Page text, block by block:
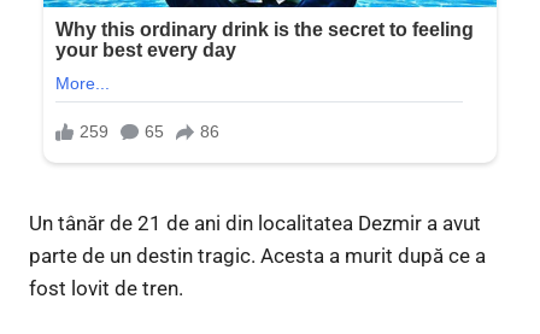
Un tânăr de 21 de ani din localitatea Dezmir a avut
parte de un destin tragic. Acesta a murit după ce a
fost lovit de tren.